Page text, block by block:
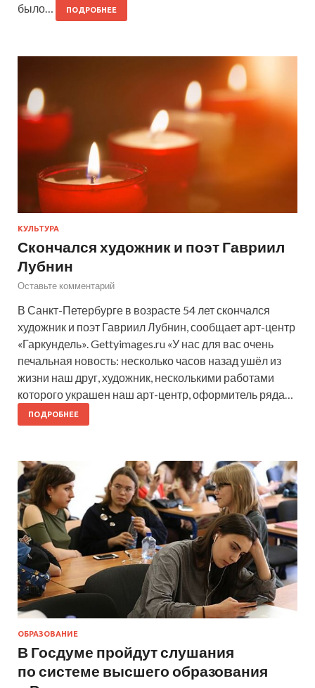
было…
ПОДРОБНЕЕ
КУЛЬТУРА
Скончался художник и поэт Гавриил
Лубнин
Оставьте комментарий
В Санкт-Петербурге в возрасте 54 лет скончался
художник и поэт Гавриил Лубнин, сообщает арт-центр
«Гаркундель». Gettyimages.ru «У нас для вас очень
печальная новость: несколько часов назад ушёл из
жизни наш друг, художник, несколькими работами
которого украшен наш арт-центр, оформитель ряда…
ПОДРОБНЕЕ
ОБРАЗОВАНИЕ
В Госдуме пройдут слушания
по системе высшего образования